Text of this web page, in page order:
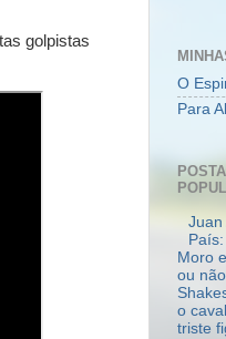
golpistas
O
Para
Juan
Moro
ou
o
triste